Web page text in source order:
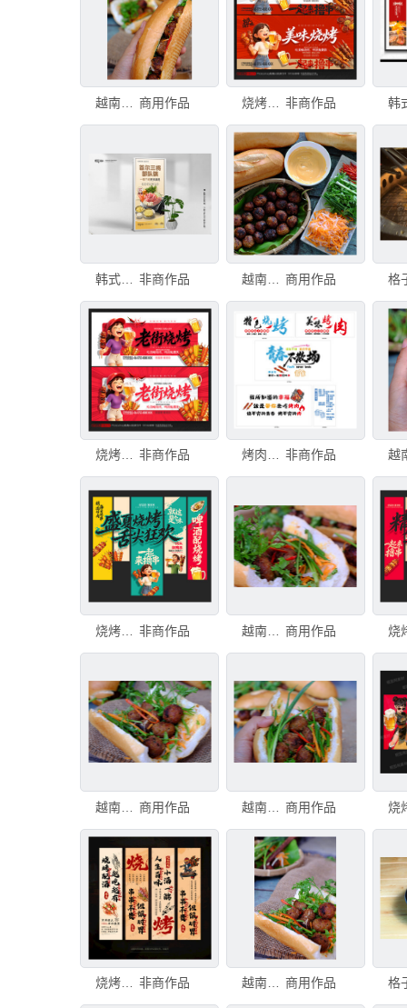
商用作品 烧烤海报 非商作品
非商作品 越南街头食品，banh mi thit nuong或烤肉越南面包，这是越南美食中流行的饮食和特殊文化 商用作品
烧烤海报 非商作品 烤肉文化墙 非商作品
非商作品 越南街头食品，banh mi thit nuong或烤肉越南面包，这是越南美食中流行的饮食和特殊文化 商用作品
商用作品 越南街头食品，banh mi thit nuong或烤肉越南面包，这是越南美食中流行的饮食和特殊文化 商用作品
烧烤文化墙 非商作品 越南街头食品，banh mi thit nuong或烤肉越南面包，这是越南美食中流行的饮食和特殊文化 商用作品